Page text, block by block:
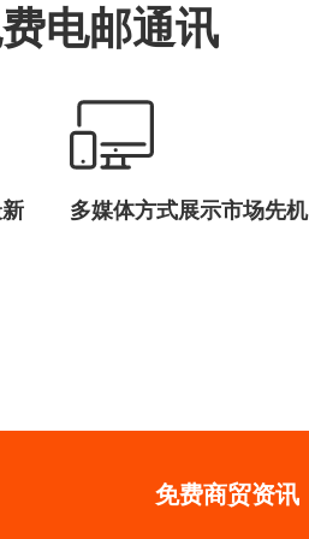
电邮通讯
多媒体方式展示市场先机
免费商贸资讯